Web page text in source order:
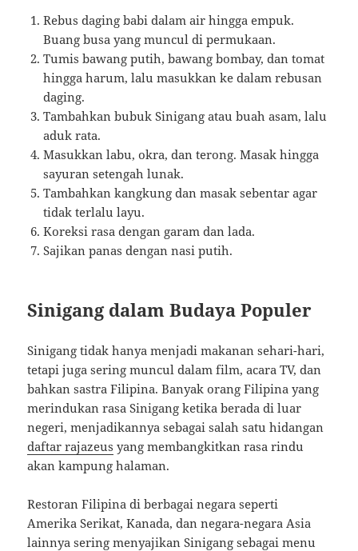
Rebus daging babi dalam air hingga empuk.
Buang busa yang muncul di permukaan.
Tumis bawang putih, bawang bombay, dan tomat
hingga harum, lalu masukkan ke dalam rebusan
daging.
Tambahkan bubuk Sinigang atau buah asam, lalu
aduk rata.
Masukkan labu, okra, dan terong. Masak hingga
sayuran setengah lunak.
Tambahkan kangkung dan masak sebentar agar
tidak terlalu layu.
Koreksi rasa dengan garam dan lada.
Sajikan panas dengan nasi putih.
Sinigang dalam Budaya Populer
Sinigang tidak hanya menjadi makanan sehari-hari,
tetapi juga sering muncul dalam film, acara TV, dan
bahkan sastra Filipina. Banyak orang Filipina yang
merindukan rasa Sinigang ketika berada di luar
negeri, menjadikannya sebagai salah satu hidangan
daftar rajazeus yang membangkitkan rasa rindu
akan kampung halaman.
Restoran Filipina di berbagai negara seperti
Amerika Serikat, Kanada, dan negara-negara Asia
lainnya sering menyajikan Sinigang sebagai menu